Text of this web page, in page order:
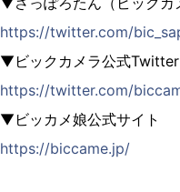
https://twitter.com/
▼ビックカメラ公式Twitter
https://twitter.com/
▼ビッカメ娘公式サイト
https://biccame.jp/